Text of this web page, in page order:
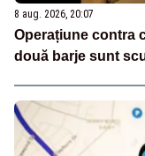
8 aug. 2026, 20:07
Operațiune contra
două barje sunt